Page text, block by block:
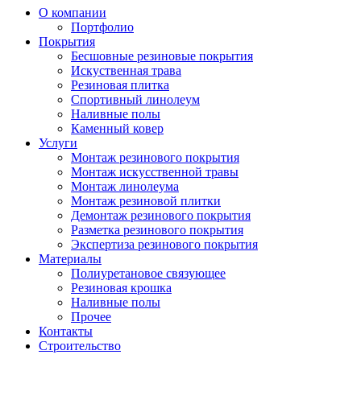
О компании
Портфолио
Покрытия
Бесшовные резиновые покрытия
Искуственная трава
Резиновая плитка
Спортивный линолеум
Наливные полы
Каменный ковер
Услуги
Монтаж резинового покрытия
Монтаж искусственной травы
Монтаж линолеума
Монтаж резиновой плитки
Демонтаж резинового покрытия
Разметка резинового покрытия
Экспертиза резинового покрытия
Материалы
Полиуретановое связующее
Резиновая крошка
Наливные полы
Прочее
Контакты
Строительство